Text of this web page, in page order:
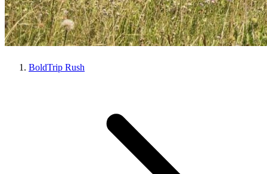
BoldTrip Rush